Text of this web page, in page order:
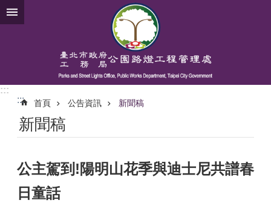
跳到主要內容區塊
:::
::: 首頁 公告資訊 新聞稿
新聞稿
公主駕到!陽明山花季與迪士尼共譜春
日童話